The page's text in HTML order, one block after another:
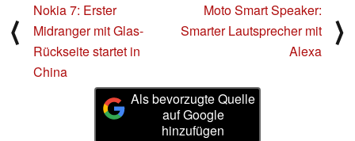
⟨
Nokia 7: Erster
Midranger mit Glas-
Rückseite startet in
China
Moto Smart Speaker:
Smarter Lautsprecher mit
Alexa
⟩
Als bevorzugte Quelle
auf Google
hinzufügen